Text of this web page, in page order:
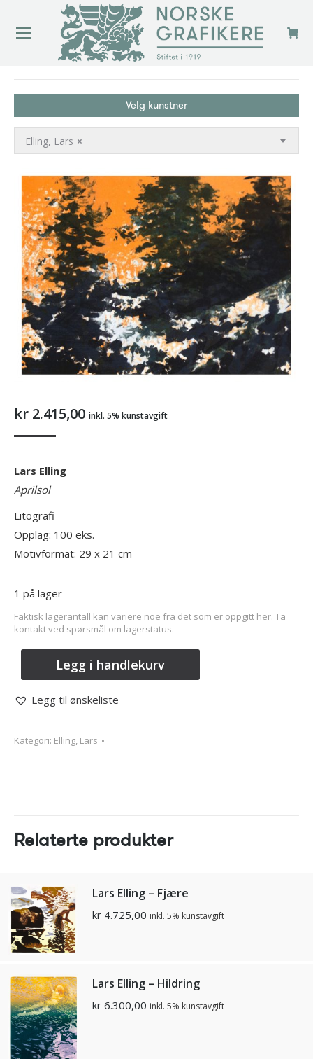
Velg kunstner
×
Elling, Lars
kr 2.415,00 inkl. 5% kunstavgift
Lars Elling
Aprilsol
Litografi
Opplag: 100 eks.
Motivformat: 29 x 21 cm
1 på lager
Faktisk lagerantall kan variere noe fra det som er oppgitt her. Ta
kontakt ved spørsmål om lagerstatus.
Legg i handlekurv
Legg til ønskeliste
Kategori: Elling, Lars
Relaterte produkter
Lars Elling – Fjære
kr 4.725,00 inkl. 5% kunstavgift
Lars Elling – Hildring
kr 6.300,00 inkl. 5% kunstavgift